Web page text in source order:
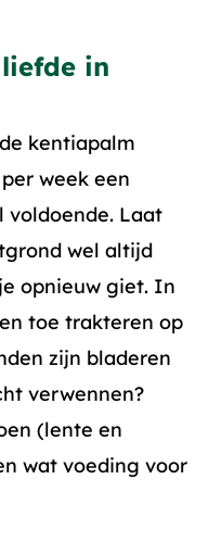
in
kentiapalm
week een
voldoende. Laat
wel altijd
opnieuw giet. In
toe trakteren op
zijn bladeren
verwennen?
(lente en
wat voeding voor